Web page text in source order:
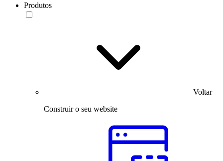
Produtos
Voltar
Construir o seu website